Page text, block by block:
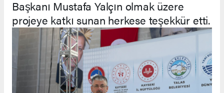
Başkanı Mustafa Yalçın olmak üzere
projeye katkı sunan herkese teşekkür etti.